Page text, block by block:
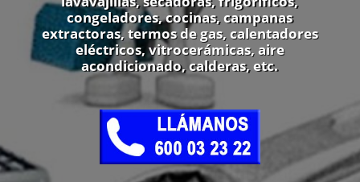
congeladores, cocinas, campanas
extractoras, termos de gas, calentadores
eléctricos, vitrocerámicas, aire
acondicionado, calderas, etc.